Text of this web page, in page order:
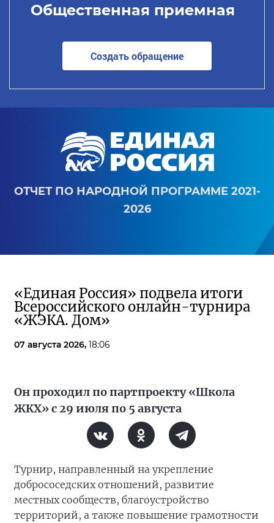
Общественная приемная
Создать обращение
ОТЧЕТ ПО НАРОДНОЙ ПРОГРАММЕ 2021-
2026
«Единая Россия» подвела итоги
Всероссийского онлайн-турнира
«ЖЭКА. Дом»
07 августа 2026, 18:06
Он проходил по партпроекту «Школа
ЖКХ» с 29 июля по 5 августа
Турнир, направленный на укрепление
добрососедских отношений, развитие
местных сообществ, благоустройство
территорий, а также повышение грамотности